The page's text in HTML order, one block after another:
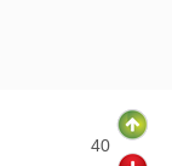
40